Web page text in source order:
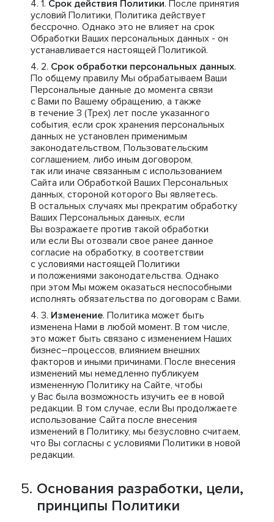
Срок действия Политики. После принятия
условий Политики, Политика действует
бессрочно. Однако это не влияет на срок
Обработки Ваших персональных данных - он
устанавливается настоящей Политикой.
Срок обработки персональных данных.
По общему правилу Мы обрабатываем Ваши
Персональные данные до момента связи
с Вами по Вашему обращению, а также
в течение 3 (Трех) лет после указанного
события, если срок хранения персональных
данных не установлен применимым
законодательством, Пользовательским
соглашением, либо иным договором,
так или иначе связанным с использованием
Сайта или Обработкой Ваших Персональных
данных, стороной которого Вы являетесь.
В остальных случаях мы прекратим обработку
Ваших Персональных данных, если
Вы возражаете против такой обработки
или если Вы отозвали свое ранее данное
согласие на обработку, в соответствии
с условиями настоящей Политики
и положениями законодательства. Однако
при этом Мы можем оказаться неспособными
исполнять обязательства по договорам с Вами.
Изменение. Политика может быть
изменена Нами в любой момент. В том числе,
это может быть связано с изменением Наших
бизнес–процессов, влиянием внешних
факторов и иными причинами. После внесения
изменений мы немедленно публикуем
измененную Политику на Сайте, чтобы
у Вас была возможность изучить ее в новой
редакции. В том случае, если Вы продолжаете
использование Сайта после внесения
изменений в Политику, мы безусловно считаем,
что Вы согласны с условиями Политики в новой
редакции.
Основания разработки, цели,
принципы Политики